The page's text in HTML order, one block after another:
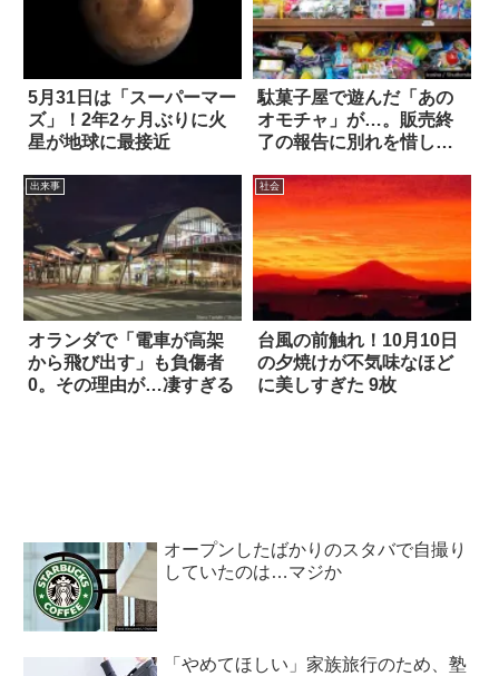
5月31日は「スーパーマー
ズ」！2年2ヶ月ぶりに火
星が地球に最接近
駄菓子屋で遊んだ「あの
オモチャ」が…。販売終
了の報告に別れを惜しむ
出来事
オランダで「電車が高架
から飛び出す」も負傷者
0。その理由が…凄すぎる
社会
台風の前触れ！10月10日
の夕焼けが不気味なほど
に美しすぎた 9枚
オープンしたばかりのスタバで自撮り
していたのは…マジか
「やめてほしい」家族旅行のため、塾